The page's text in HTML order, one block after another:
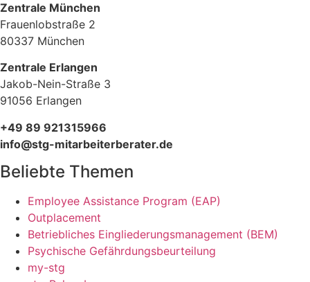
Zentrale München
Frauenlobstraße 2
80337 München
Zentrale Erlangen
Jakob-Nein-Straße 3
91056 Erlangen
+49 89 921315966
info@stg-mitarbeiterberater.de
Beliebte Themen
Employee Assistance Program (EAP)
Outplacement
Betriebliches Eingliederungsmanagement (BEM)
Psychische Gefährdungsbeurteilung
my-stg